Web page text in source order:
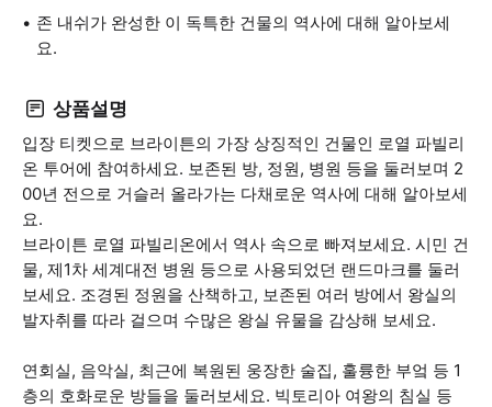
존 내쉬가 완성한 이 독특한 건물의 역사에 대해 알아보세
요.
상품설명
입장 티켓으로 브라이튼의 가장 상징적인 건물인 로열 파빌리
온 투어에 참여하세요. 보존된 방, 정원, 병원 등을 둘러보며 2
00년 전으로 거슬러 올라가는 다채로운 역사에 대해 알아보세
요.
브라이튼 로열 파빌리온에서 역사 속으로 빠져보세요. 시민 건
물, 제1차 세계대전 병원 등으로 사용되었던 랜드마크를 둘러
보세요. 조경된 정원을 산책하고, 보존된 여러 방에서 왕실의
발자취를 따라 걸으며 수많은 왕실 유물을 감상해 보세요.
연회실, 음악실, 최근에 복원된 웅장한 술집, 훌륭한 부엌 등 1
층의 호화로운 방들을 둘러보세요. 빅토리아 여왕의 침실 등